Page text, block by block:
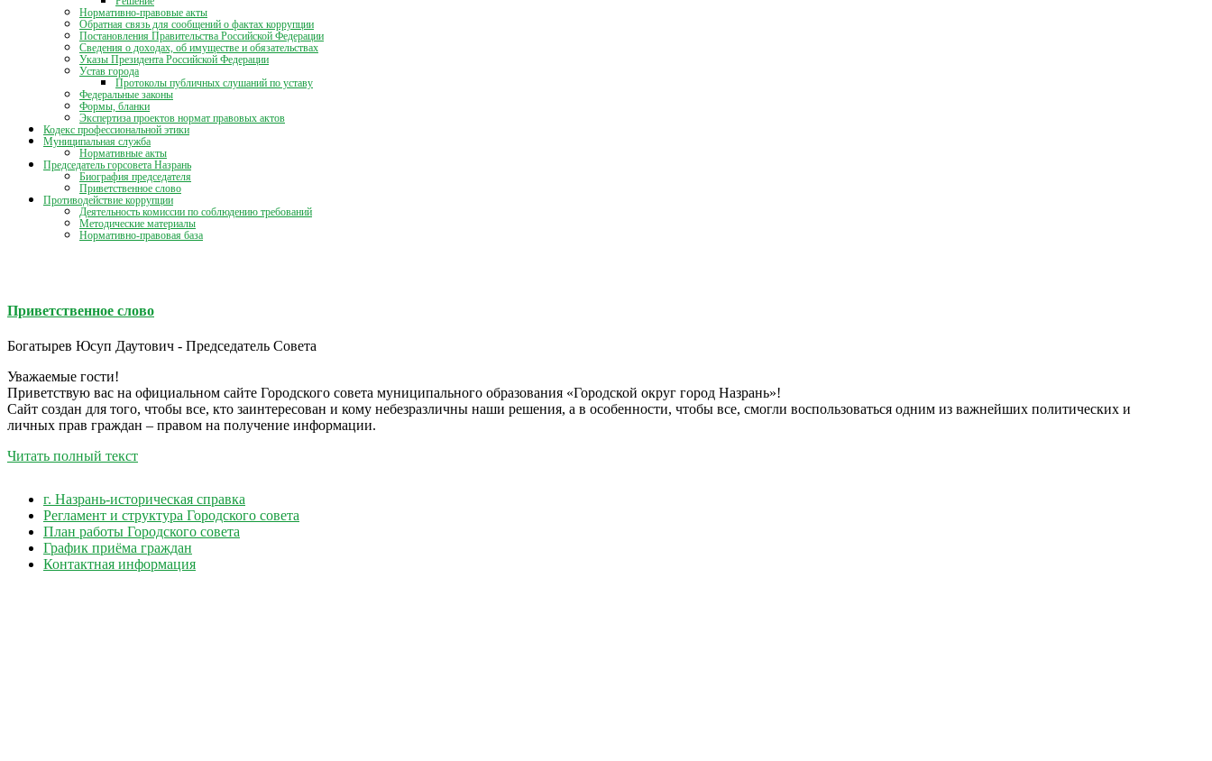
Нормативно-правовые акты
Обратная связь для сообщений о фактах коррупции
Постановления Правительства Российской Федерации
Сведения о доходах, об имуществе и обязательствах
Указы Президента Российской Федерации
Устав города
Протоколы публичных слушаний по уставу
Федеральные законы
Формы, бланки
Экспертиза проектов нормат правовых актов
Кодекс профессиональной этики
Муниципальная служба
Нормативные акты
Председатель горсовета Назрань
Биография председателя
Приветственное слово
Противодействие коррупции
Деятельность комиссии по соблюдению требований
Методические материалы
Нормативно-правовая база
Приветственное слово
Богатырев Юсуп Даутович - Председатель Совета
Уважаемые гости!
Приветствую вас на официальном сайте Городского совета муниципального образования «Городской округ город Назрань»!
Сайт создан для того, чтобы все, кто заинтересован и кому небезразличны наши решения, а в особенности, чтобы все, смогли воспользоваться одним из важнейших политических и
личных прав граждан – правом на получение информации.
Читать полный текст
г. Назрань-историческая справка
Регламент и структура Городского совета
План работы Городского совета
График приёма граждан
Контактная информация